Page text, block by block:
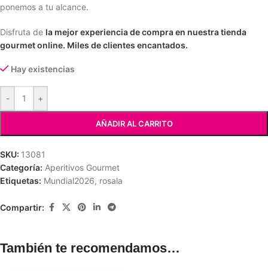
ponemos a tu alcance.
Disfruta de la mejor experiencia de compra en nuestra tienda
gourmet online. Miles de clientes encantados.
Hay existencias
- +
AÑADIR AL CARRITO
SKU: 13081
Categoría: Aperitivos Gourmet
Etiquetas: Mundial2026, rosala
Compartir:
También te recomendamos…